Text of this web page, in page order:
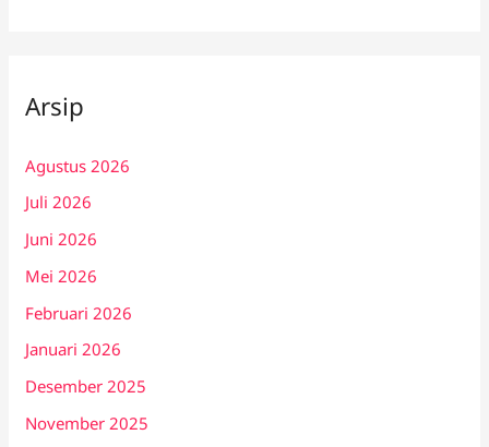
Arsip
Agustus 2026
Juli 2026
Juni 2026
Mei 2026
Februari 2026
Januari 2026
Desember 2025
November 2025